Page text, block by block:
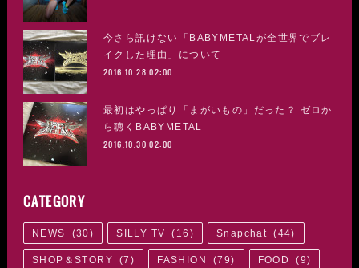
今さら訊けない「BABYMETALが全世界でブレ
イクした理由」について
2016.10.28 02:00
最初はやっぱり「まがいもの」だった？ ゼロか
ら聴くBABYMETAL
2016.10.30 02:00
CATEGORY
NEWS (30) SILLY TV ( 16 ) Snapchat (44)
SHOP＆STORY (7 ) FASHION (79) FOOD (9)